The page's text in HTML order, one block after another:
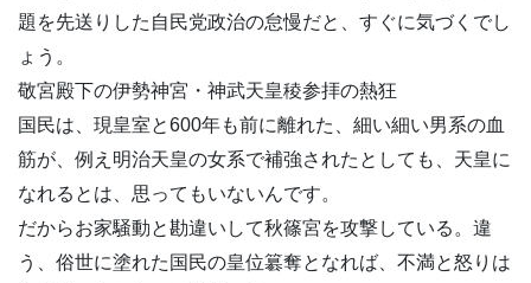
題を先送りした自民党政治の怠慢だと、すぐに気づくでし
ょう。
敬宮殿下の伊勢神宮・神武天皇稜参拝の熱狂
国民は、現皇室と600年も前に離れた、細い細い男系の血
筋が、例え明治天皇の女系で補強されたとしても、天皇に
なれるとは、思ってもいないんです。
だからお家騒動と勘違いして秋篠宮を攻撃している。違
う、俗世に塗れた国民の皇位簒奪となれば、不満と怒りは